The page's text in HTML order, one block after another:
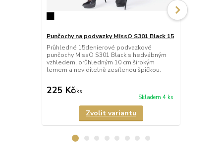
Punčochy na podvazky MissO S301 Black 15
Průhledné 15denierové podvazkové
punčochy MissO S301 Black s hedvábným
vzhledem, průhledným 10 cm širokým
lemem a neviditelně zesílenou špičkou.
225 Kč/ks
Skladem 4 ks
Zvolit variantu